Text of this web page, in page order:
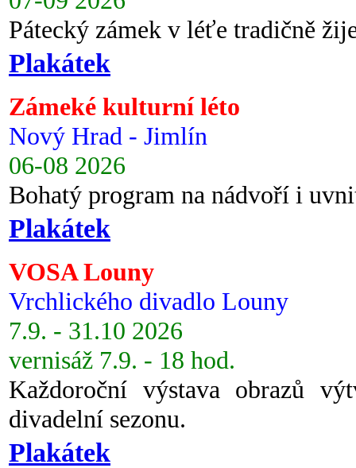
Pátecký zámek v léťe tradičně
Plakátek
Zámeké kulturní léto
Nový Hrad - Jimlín
06-08 2026
Bohatý program na nádvoří i
Plakátek
VOSA Louny
Vrchlického divadlo Louny
7.9. - 31.10 2026
vernisáž 7.9. - 18 hod.
Každoroční výstava obrazů
divadelní sezonu.
Plakátek